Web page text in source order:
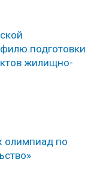
подготовки
жилищно-
олимпиад по